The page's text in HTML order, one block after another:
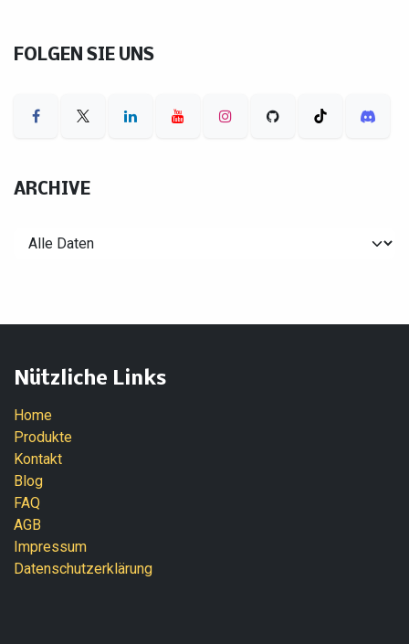
FOLGEN SIE UNS
ARCHIVE
Nützliche Links
Home
Produkte
Kontakt
Blog
FAQ
AGB
Impressum
Datenschutzerklärung